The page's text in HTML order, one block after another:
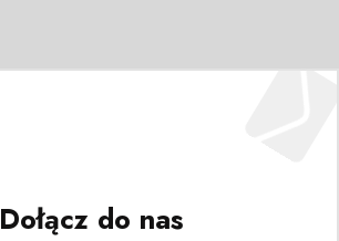
Dołącz do nas